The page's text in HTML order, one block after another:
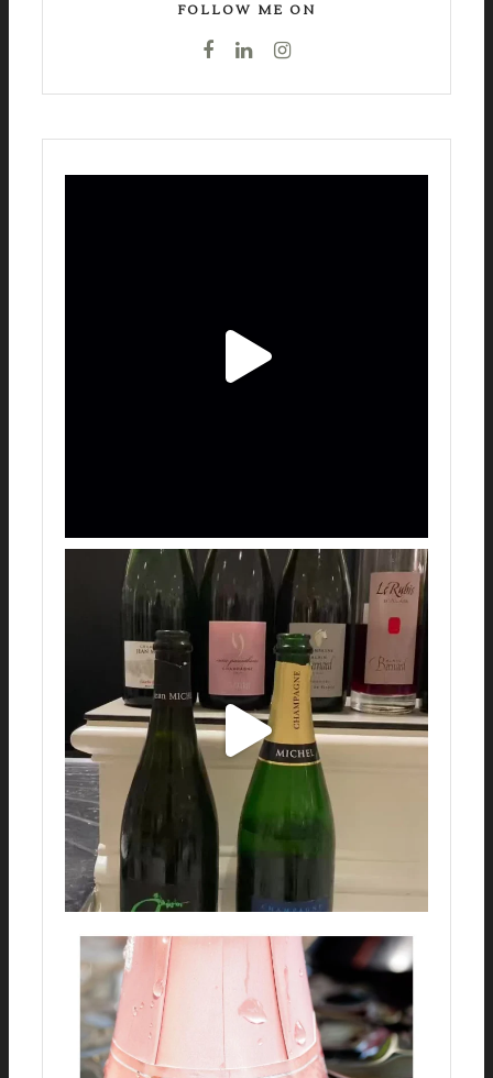
FOLLOW ME ON